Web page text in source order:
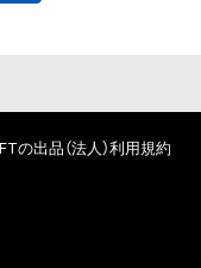
の出品（法人）利用規約